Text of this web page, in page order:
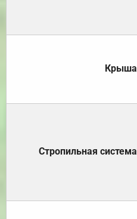
Крыша
Стропильная система